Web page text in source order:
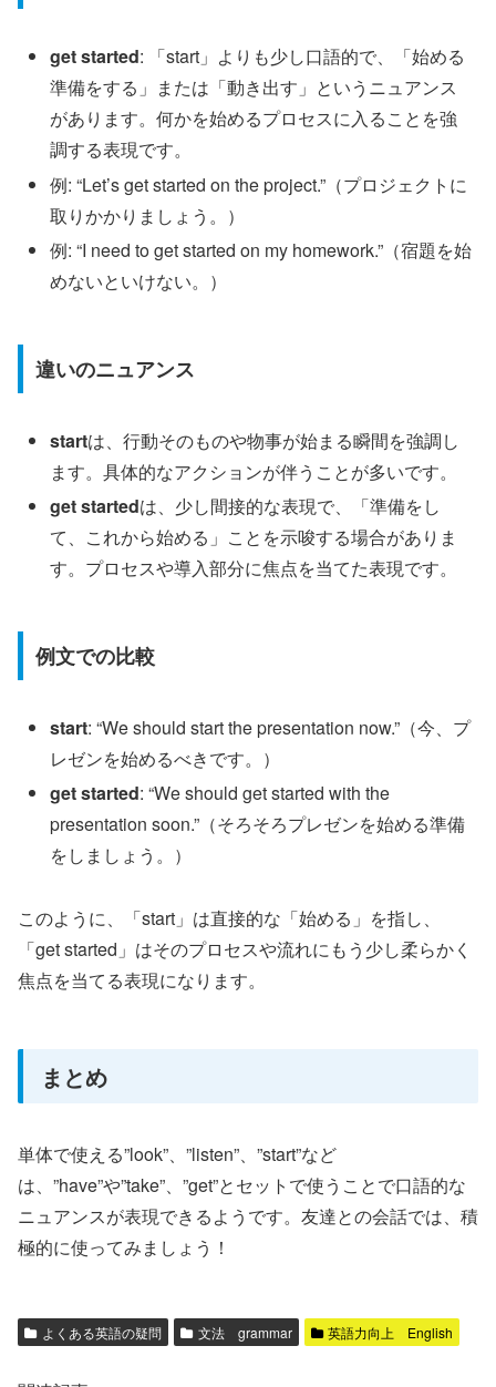
get started: 「start」よりも少し口語的で、「始める
準備をする」または「動き出す」というニュアンス
があります。何かを始めるプロセスに入ることを強
調する表現です。
例: “Let’s get started on the project.”（プロジェクトに
取りかかりましょう。）
例: “I need to get started on my homework.”（宿題を始
めないといけない。）
違いのニュアンス
startは、行動そのものや物事が始まる瞬間を強調し
ます。具体的なアクションが伴うことが多いです。
get startedは、少し間接的な表現で、「準備をし
て、これから始める」ことを示唆する場合がありま
す。プロセスや導入部分に焦点を当てた表現です。
例文での比較
start: “We should start the presentation now.”（今、プ
レゼンを始めるべきです。）
get started: “We should get started with the
presentation soon.”（そろそろプレゼンを始める準備
をしましょう。）
このように、「start」は直接的な「始める」を指し、
「get started」はそのプロセスや流れにもう少し柔らかく
焦点を当てる表現になります。
まとめ
単体で使える”look”、”listen”、”start”など
は、”have”や”take”、”get”とセットで使うことで口語的な
ニュアンスが表現できるようです。友達との会話では、積
極的に使ってみましょう！
よくある英語の疑問 文法 grammar 英語力向上 English